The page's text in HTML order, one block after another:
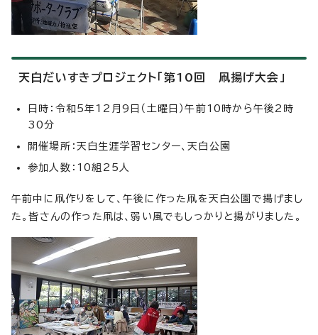
天白だいすきプロジェクト「第10回 凧揚げ大会」
日時：令和5年12月9日（土曜日）午前10時から午後2時
30分
開催場所：天白生涯学習センター、天白公園
参加人数：10組25人
午前中に凧作りをして、午後に作った凧を天白公園で揚げまし
た。皆さんの作った凧は、弱い風でもしっかりと揚がりました。